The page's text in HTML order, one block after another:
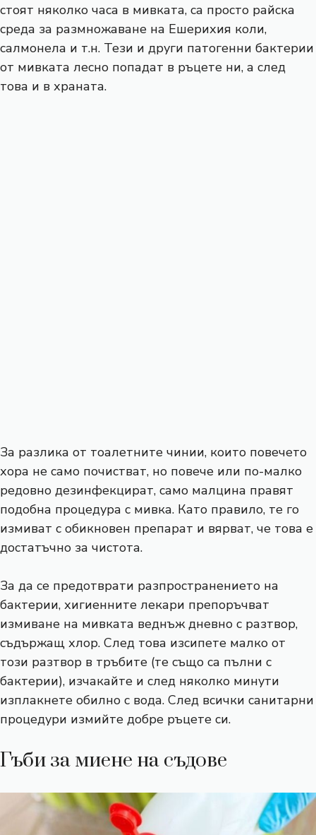
стоят няколко часа в мивката, са просто райска
среда за размножаване на Ешерихия коли,
салмонела и т.н. Тези и други патогенни бактерии
от мивката лесно попадат в ръцете ни, а след
това и в храната.
За разлика от тоалетните чинии, които повечето
хора не само почистват, но повече или по-малко
редовно дезинфекцират, само малцина правят
подобна процедура с мивка. Като правило, те го
измиват с обикновен препарат и вярват, че това е
достатъчно за чистота.
За да се предотврати разпространението на
бактерии, хигиенните лекари препоръчват
измиване на мивката веднъж дневно с разтвор,
съдържащ хлор. След това изсипете малко от
този разтвор в тръбите (те също са пълни с
бактерии), изчакайте и след няколко минути
изплакнете обилно с вода. След всички санитарни
процедури измийте добре ръцете си.
Гъби за миене на съдове